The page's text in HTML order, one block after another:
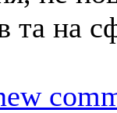
та на